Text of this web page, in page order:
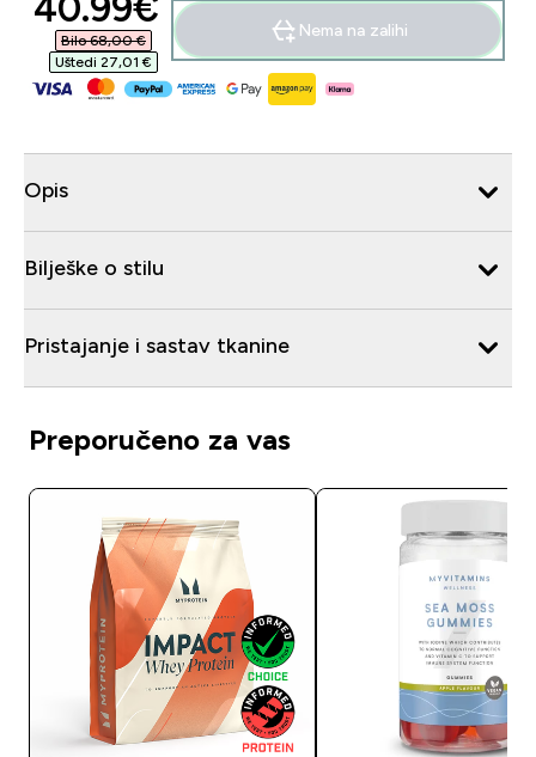
Bilo 68,00 €‎
Uštedi 27,01 €‎
Nema na zalihi
Opis
Bilješke o stilu
Pristajanje i sastav tkanine
Preporučeno za vas